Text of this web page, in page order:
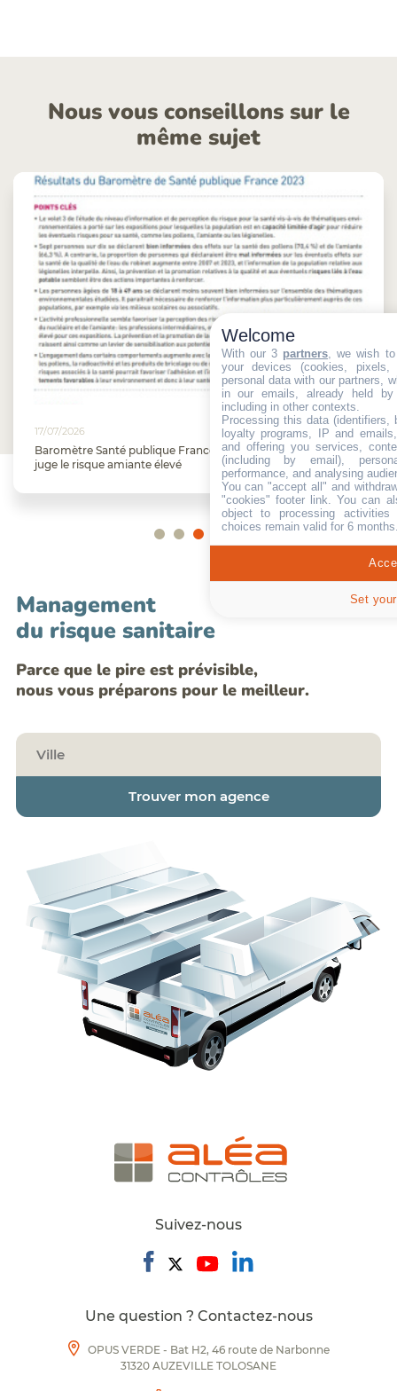
Nous vous conseillons sur le
même sujet
: 78,9 % de la population
16/07/2026
Directive européenne :
amiante
Management
du risque sanitaire
Parce que le pire est prévisible,
nous vous préparons pour le meilleur.
Trouver mon agence
Suivez-nous
Une question ? Contactez-nous
OPUS VERDE - Bat H2, 46 route de Narbonne
31320 AUZEVILLE TOLOSANE
Welcome
With our 3 partners , we wish
your devices (cookies,
personal data with our partners,
in our emails, already held
including in other contexts.
Processing this data (identifiers,
loyalty programs, IP and
and offering you services,
(including by email),
performance, and analysing
You can "accept all" and
"cookies" footer link . You can
object to processing
choices remain valid for 6
Set